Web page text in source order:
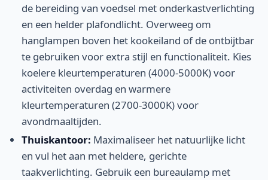
de bereiding van voedsel met onderkastverlichting
en een helder plafondlicht. Overweeg om
hanglampen boven het kookeiland of de ontbijtbar
te gebruiken voor extra stijl en functionaliteit. Kies
koelere kleurtemperaturen (4000-5000K) voor
activiteiten overdag en warmere
kleurtemperaturen (2700-3000K) voor
avondmaaltijden.
Thuiskantoor: Maximaliseer het natuurlijke licht
en vul het aan met heldere, gerichte
taakverlichting. Gebruik een bureaulamp met